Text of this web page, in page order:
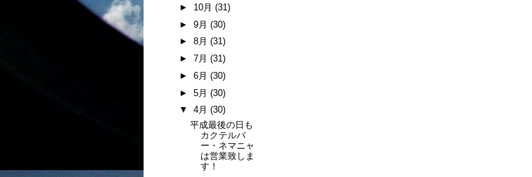
► 10月 (31)
► 9月 (30)
► 8月 (31)
► 7月 (31)
► 6月 (30)
► 5月 (30)
▼ 4月 (30)
平成最後の日も
カクテルバ
ー・ネマニャ
は営業致しま
す！